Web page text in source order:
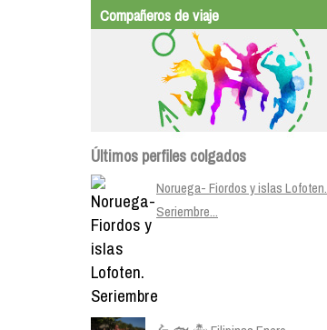
Compañeros de viaje
Últimos perfiles colgados
Noruega- Fiordos y islas Lofoten.
Seriembre...